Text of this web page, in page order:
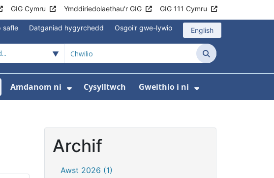
GIG Cymru Ymddiriedolaethau'r GIG GIG 111 Cymru
safle Datganiad hygyrchedd Osgoi'r gwe-lywio English
Chwilio
Gwybodaeth i gleifion
ar gyfer Digidol
isddewislen ar gyfer Newyddion
Amdanom ni
Dangos isddewislen ar gyfer Amdanom ni
Cysylltwch Gweithio i ni
Dangos
Archif
Awst 2026 (1)